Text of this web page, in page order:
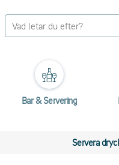
Bar & Servering
Servera